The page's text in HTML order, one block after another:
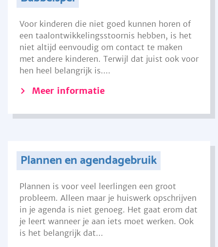
Voor kinderen die niet goed kunnen horen of
een taalontwikkelingsstoornis hebben, is het
niet altijd eenvoudig om contact te maken
met andere kinderen. Terwijl dat juist ook voor
hen heel belangrijk is....
Meer informatie
Plannen en agendagebruik
Plannen is voor veel leerlingen een groot
probleem. Alleen maar je huiswerk opschrijven
in je agenda is niet genoeg. Het gaat erom dat
je leert wanneer je aan iets moet werken. Ook
is het belangrijk dat...